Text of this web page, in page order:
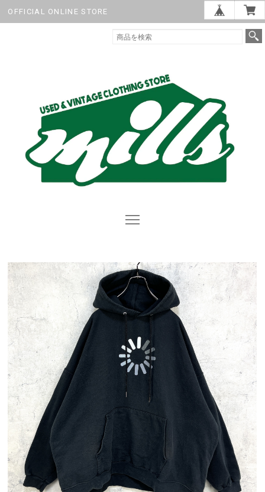
OFFICIAL ONLINE STORE